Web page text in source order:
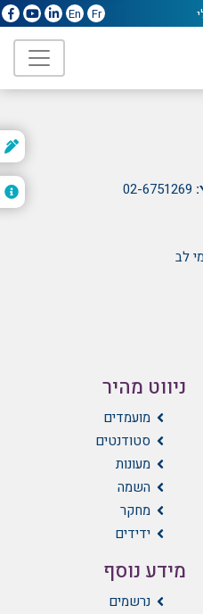
Fr
En
02-6751269
לב
ניווט מהיר
מועמדים
סטודנטים
מעונות
השמה
מחקר
ידידים
מידע נוסף
נרשמים